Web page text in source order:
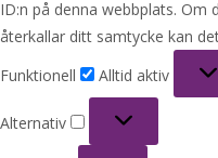
ID:n på denna webbplats. Om
återkallar ditt samtycke kan
Funktionell
Alltid aktiv
Alternativ